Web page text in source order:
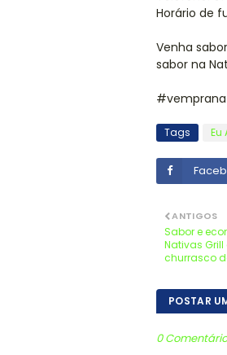
Horário de
Venha
sabor na
Tags Eu
ANTIGOS
Sabor e
Nativas
churrasco
POSTAR
0